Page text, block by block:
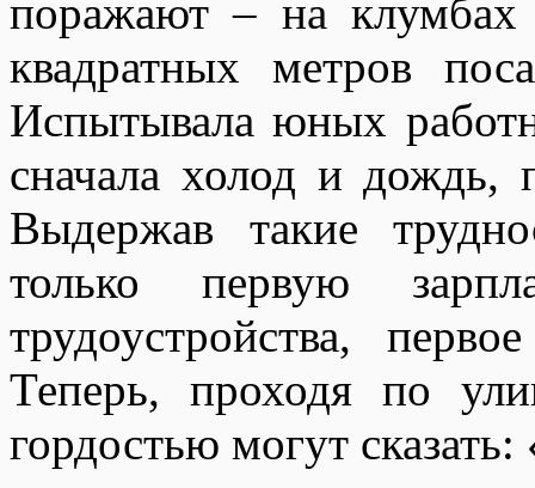
поражают – на
квадратных метров
Испытывала юных
сначала холод и дождь,
Выдержав такие
только первую
трудоустройства,
Теперь, проходя по
гордостью могут